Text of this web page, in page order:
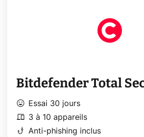
Bitdefender Total
mood Essai 30 jours
devices 3 à 10 appareils
phishing Anti-phishing inclus